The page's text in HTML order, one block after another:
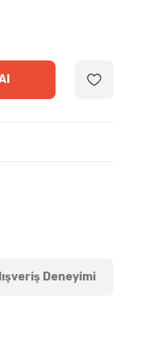
Deneyimi